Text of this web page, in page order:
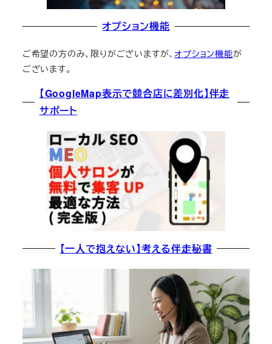
オプション機能
ご希望の方のみ、限りがございますが、オプション機能が
ございます。
【GoogleMap表示で競合店に差別化】伴走
サポート
【一人で抱えない】考える伴走秘書